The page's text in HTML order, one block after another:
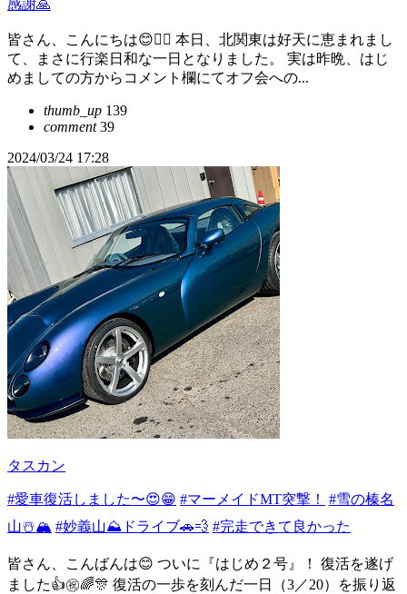
感謝🙏
皆さん、こんにちは😊🙇‍♂️ 本日、北関東は好天に恵まれまし
て、まさに行楽日和な一日となりました。 実は昨晩、はじ
めましての方からコメント欄にてオフ会への...
thumb_up 139
comment39
2024/03/24 17:28
タスカン
#愛車復活しました〜😍😁 #マーメイドMT突撃！
#雪の榛名
山☃️🏔️ #妙義山⛰ドライブ🚗💨 #完走できて良かった
皆さん、こんばんは😊 ついに『はじめ２号』！ 復活を遂げ
ました👍㊗️🌈🎊 復活の一歩を刻んだ一日（3／20）を振り返